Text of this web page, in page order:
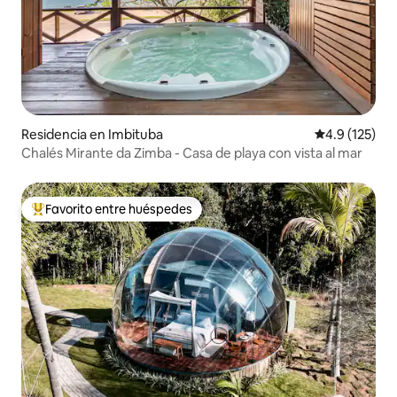
Residencia en Imbituba Calificación
4.9 (125)
Chalés Mirante da Zimba - Casa de playa con vista al mar
De los mejores en Favorito entre huéspedes
Favorito entre huéspedes